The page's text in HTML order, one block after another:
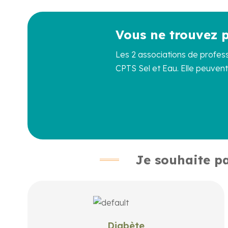
Vous ne trouvez
Les 2 associations de
CPTS Sel et Eau. Elle
Je souhaite
Diabète
Prévention, suivi médical, alimentation adaptée…
retrouvez les services et conseils pour mieux